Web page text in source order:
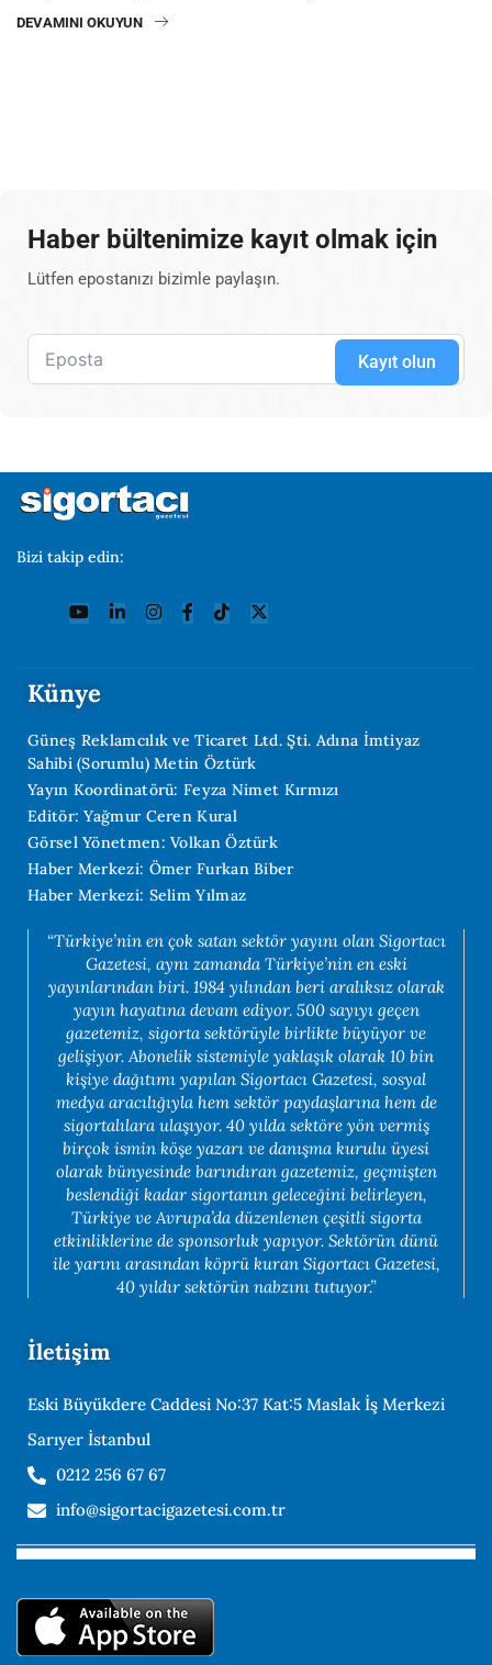
DEVAMINI OKUYUN
Haber bültenimize kayıt olmak için
Lütfen epostanızı bizimle paylaşın.
Kayıt olun
Bizi takip edin:
Künye
Güneş Reklamcılık ve Ticaret Ltd. Şti. Adına İmtiyaz
Sahibi (Sorumlu) Metin Öztürk
Yayın Koordinatörü: Feyza Nimet Kırmızı
Editör: Yağmur Ceren Kural
Görsel Yönetmen: Volkan Öztürk
Haber Merkezi: Ömer Furkan Biber
Haber Merkezi: Selim Yılmaz
“Türkiye’nin en çok satan sektör yayını olan Sigortacı
Gazetesi, aynı zamanda Türkiye’nin en eski
yayınlarından biri. 1984 yılından beri aralıksız olarak
yayın hayatına devam ediyor. 500 sayıyı geçen
gazetemiz, sigorta sektörüyle birlikte büyüyor ve
gelişiyor. Abonelik sistemiyle yaklaşık olarak 10 bin
kişiye dağıtımı yapılan Sigortacı Gazetesi, sosyal
medya aracılığıyla hem sektör paydaşlarına hem de
sigortalılara ulaşıyor. 40 yılda sektöre yön vermiş
birçok ismin köşe yazarı ve danışma kurulu üyesi
olarak bünyesinde barındıran gazetemiz, geçmişten
beslendiği kadar sigortanın geleceğini belirleyen,
Türkiye ve Avrupa’da düzenlenen çeşitli sigorta
etkinliklerine de sponsorluk yapıyor. Sektörün dünü
ile yarını arasından köprü kuran Sigortacı Gazetesi,
40 yıldır sektörün nabzını tutuyor.”
İletişim
Eski Büyükdere Caddesi No:37 Kat:5 Maslak İş Merkezi
Sarıyer İstanbul
0212 256 67 67
info@sigortacigazetesi.com.tr